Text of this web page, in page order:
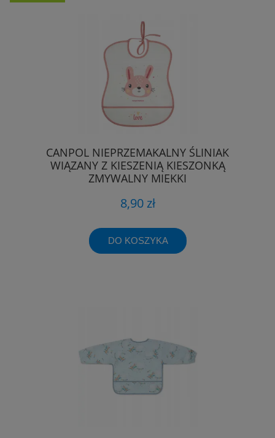
CANPOL NIEPRZEMAKALNY ŚLINIAK
WIĄZANY Z KIESZENIĄ KIESZONKĄ
ZMYWALNY MIĘKKI
8,90 zł
DO KOSZYKA